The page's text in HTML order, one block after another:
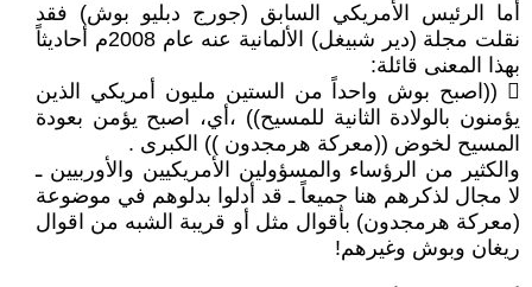
أما الرئيس الأمريكي السابق (جورج دبليو بوش) فقد
نقلت مجلة (دير شبيغل) الألمانية عنه عام 2008م أحاديثاً
بهذا المعنى قائلة:
 ((اصبح بوش واحداً من الستين مليون أمريكي الذين
يؤمنون بالولادة الثانية للمسيح)) ،أي، اصبح يؤمن بعودة
المسيح لخوض ((معركة هرمجدون )) الكبرى .
والكثير من الرؤساء والمسؤولين الأمريكيين والأوربيين ـ
لا مجال لذكرهم هنا جميعاً ـ قد أدلوا بدلوهم في موضوعة
(معركة هرمجدون) بأقوال مثل أو قريبة الشبه من اقوال
ريغان وبوش وغيرهم!